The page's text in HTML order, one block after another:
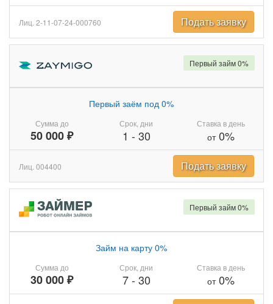
Лиц. 2-11-07-24-000760 Подать заявку
Сумма до
50 000 ₽
Первый заём под 0%
Срок, дни
1 - 30
Ставка в день
от0%
Первый займ 0%
Лиц. 004400 Подать заявку
Сумма до
30 000 ₽
Займ на карту 0%
Срок, дни
7- 30
Ставка в день
от0%
Первый займ 0%